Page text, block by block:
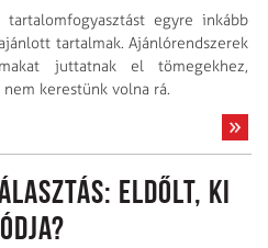
egyre inkább
tartalmak. Ajánlórendszerek
juttatnak el tömegekhez,
kerestünk volna rá.
Eldőlt, ki